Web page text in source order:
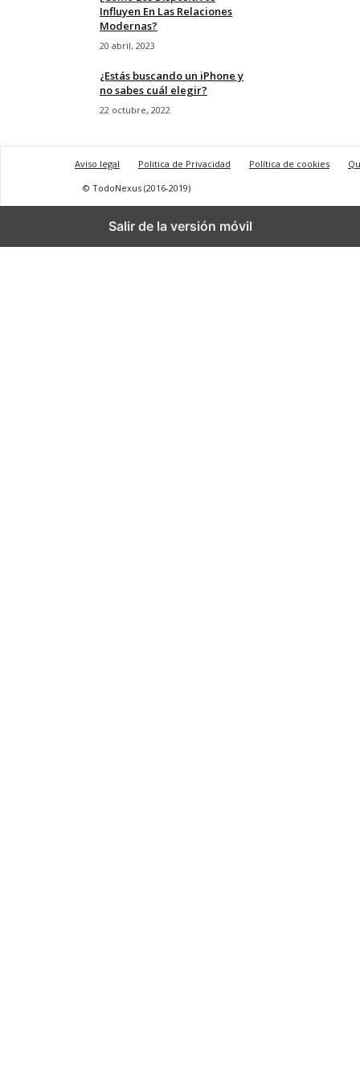
Influyen En Las Relaciones
Modernas?
20 abril, 2023
¿Estás buscando un iPhone y
no sabes cuál elegir?
22 octubre, 2022
Aviso legal Politica de Privacidad Política de cookies
© TodoNexus (2016-2019)
Salir de la versión móvil